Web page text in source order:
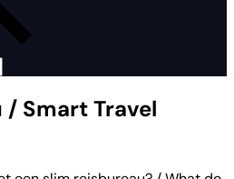
Smart Travel